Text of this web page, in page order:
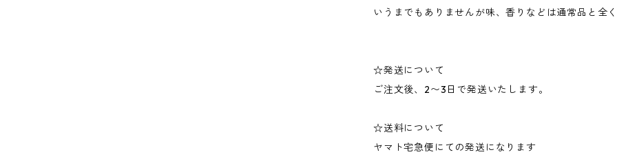
いうまでもありませんが味、香りなどは通常品と全く
☆発送について
ご注文後、2〜3日で発送いたします。
☆送料について
ヤマト宅急便にての発送になります